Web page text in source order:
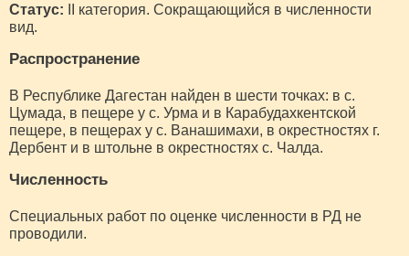
Статус: II категория. Сокращающийся в численности
вид.
Распространение
В Республике Дагестан найден в шести точках: в с.
Цумада, в пещере у с. Урма и в Карабудахкентской
пещере, в пещерах у с. Ванашимахи, в окрестностях г.
Дербент и в штольне в окрестностях с. Чалда.
Численность
Специальных работ по оценке численности в РД не
проводили.